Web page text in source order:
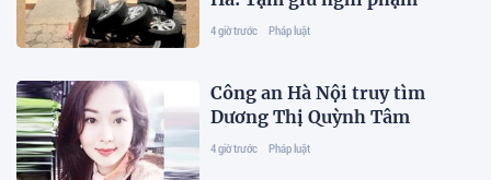
4 giờ trước Pháp luật
Công an Hà Nội truy tìm
Dương Thị Quỳnh Tâm
4 giờ trước Pháp luật